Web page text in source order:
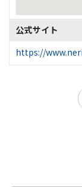
公式サイト
https://